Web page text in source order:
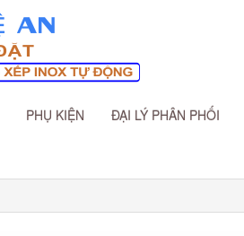
PHỤ KIỆN ĐẠI LÝ PHÂN PHỐI